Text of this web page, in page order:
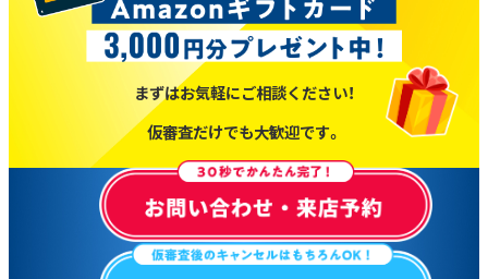
まずはお気軽にご相談ください！
仮審査だけでも大歓迎です。